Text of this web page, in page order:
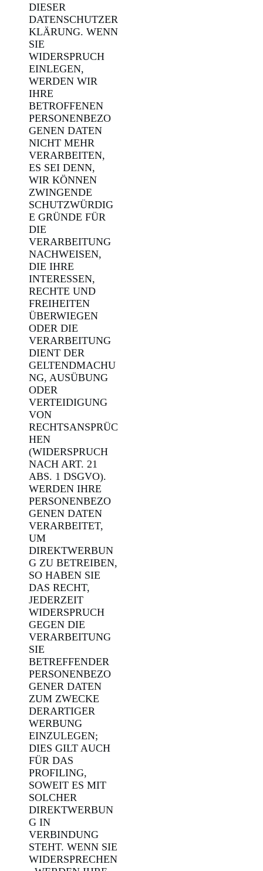
DIESER
DATENSCHUTZER
KLÄRUNG. WENN
SIE
WIDERSPRUCH
EINLEGEN,
WERDEN WIR
IHRE
BETROFFENEN
PERSONENBEZO
GENEN DATEN
NICHT MEHR
VERARBEITEN,
ES SEI DENN,
WIR KÖNNEN
ZWINGENDE
SCHUTZWÜRDIG
E GRÜNDE FÜR
DIE
VERARBEITUNG
NACHWEISEN,
DIE IHRE
INTERESSEN,
RECHTE UND
FREIHEITEN
ÜBERWIEGEN
ODER DIE
VERARBEITUNG
DIENT DER
GELTENDMACHU
NG, AUSÜBUNG
ODER
VERTEIDIGUNG
VON
RECHTSANSPRÜC
HEN
(WIDERSPRUCH
NACH ART. 21
ABS. 1 DSGVO).
WERDEN IHRE
PERSONENBEZO
GENEN DATEN
VERARBEITET,
UM
DIREKTWERBUN
G ZU BETREIBEN,
SO HABEN SIE
DAS RECHT,
JEDERZEIT
WIDERSPRUCH
GEGEN DIE
VERARBEITUNG
SIE
BETREFFENDER
PERSONENBEZO
GENER DATEN
ZUM ZWECKE
DERARTIGER
WERBUNG
EINZULEGEN;
DIES GILT AUCH
FÜR DAS
PROFILING,
SOWEIT ES MIT
SOLCHER
DIREKTWERBUN
G IN
VERBINDUNG
STEHT. WENN SIE
WIDERSPRECHEN